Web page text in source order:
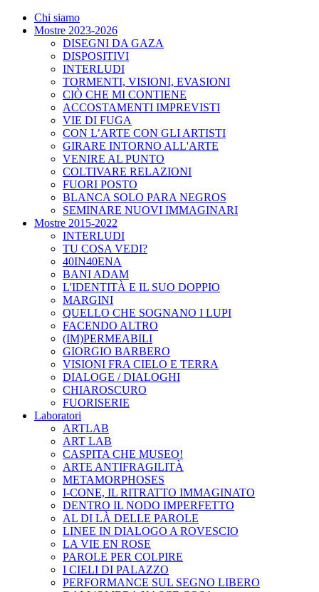
Chi siamo
Mostre 2023-2026
DISEGNI DA GAZA
DISPOSITIVI
INTERLUDI
TORMENTI, VISIONI, EVASIONI
CIÒ CHE MI CONTIENE
ACCOSTAMENTI IMPREVISTI
VIE DI FUGA
CON L’ARTE CON GLI ARTISTI
GIRARE INTORNO ALL'ARTE
VENIRE AL PUNTO
COLTIVARE RELAZIONI
FUORI POSTO
BLANCA SOLO PARA NEGROS
SEMINARE NUOVI IMMAGINARI
Mostre 2015-2022
INTERLUDI
TU COSA VEDI?
40IN40ENA
BANI ADAM
L'IDENTITÀ E IL SUO DOPPIO
MARGINI
QUELLO CHE SOGNANO I LUPI
FACENDO ALTRO
(IM)PERMEABILI
GIORGIO BARBERO
VISIONI FRA CIELO E TERRA
DIALOGE / DIALOGHI
CHIAROSCURO
FUORISERIE
Laboratori
ARTLAB
ART LAB
CASPITA CHE MUSEO!
ARTE ANTIFRAGILITÀ
METAMORPHOSES
I-CONE, IL RITRATTO IMMAGINATO
DENTRO IL NODO IMPERFETTO
AL DI LÀ DELLE PAROLE
LINEE IN DIALOGO A ROVESCIO
LA VIE EN ROSE
PAROLE PER COLPIRE
I CIELI DI PALAZZO
PERFORMANCE SUL SEGNO LIBERO